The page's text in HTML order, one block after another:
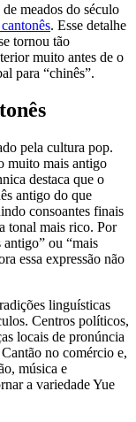
meados do século
. Esse detalhe
tornou tão
muito antes de o
para “chinês”.
pela cultura pop.
muito mais antigo
destaca que o
antigo do que
consoantes finais
tonal mais rico. Por
antigo” ou “mais
essa expressão não
linguísticas
Centros políticos,
locais de pronúncia
no comércio e,
música e
a variedade Yue